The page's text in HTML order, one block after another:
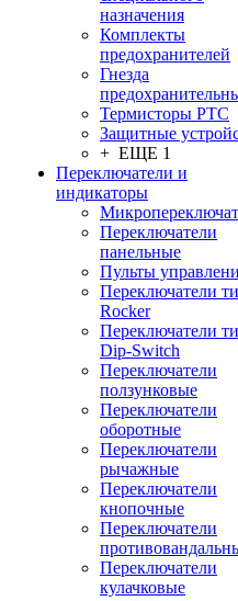
назначения
Комплекты
предохранителей
Гнезда
Термисторы PTC
Защитные
+ ЕЩЕ 1
Переключатели и
индикаторы
Переключатели
панельные
Пульты
Переключатели
Rocker
Переключатели
Dip-Switch
Переключатели
ползунковые
Переключатели
оборотные
Переключатели
рычажные
Переключатели
кнопочные
Переключатели
Переключатели
кулачковые